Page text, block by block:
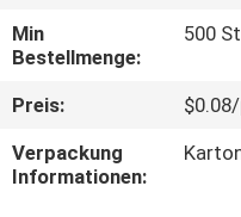
Min
Bestellmenge:
500
Preis:
Verpackung
Informationen: